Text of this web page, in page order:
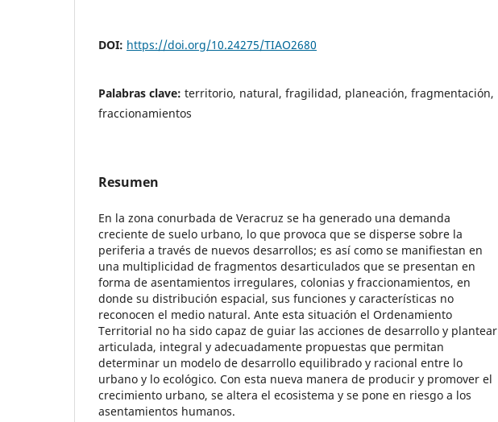
DOI: https://doi.org/10.24275/TIAO2680
Palabras clave: territorio, natural, fragilidad, planeación, fragmentación,
fraccionamientos
Resumen
En la zona conurbada de Veracruz se ha generado una demanda
creciente de suelo urbano, lo que provoca que se disperse sobre la
periferia a través de nuevos desarrollos; es así como se manifiestan en
una multiplicidad de fragmentos desarticulados que se presentan en
forma de asentamientos irregulares, colonias y fraccionamientos, en
donde su distribución espacial, sus funciones y características no
reconocen el medio natural. Ante esta situación el Ordenamiento
Territorial no ha sido capaz de guiar las acciones de desarrollo y plantear
articulada, integral y adecuadamente propuestas que permitan
determinar un modelo de desarrollo equilibrado y racional entre lo
urbano y lo ecológico. Con esta nueva manera de producir y promover el
crecimiento urbano, se altera el ecosistema y se pone en riesgo a los
asentamientos humanos.